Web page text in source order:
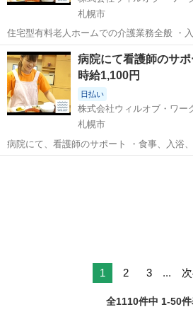
札幌市
住宅型有料老人ホームでの介護業務全般 ・
洗髪、洗顔、体洗い補助など) ・食事介助(
け、見守り、配膳など) ・排泄介助(トイレへ
交換など) ・環境整備(居...
北海道 札幌市 その他
病院にて看護師のサポ
時給1,100円
日払い
株式会社ウィルオブ・ワ
札幌市
病院にて、看護師のサポート ・食事、入浴
助 ・病室のシーツ交換、清掃、環境整備 ・
1 2 3 ...
全1110件中 1-50